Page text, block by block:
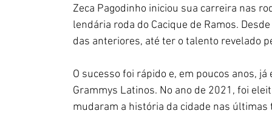
Zeca Pagodinho iniciou sua carreira nas
lendária roda do Cacique de Ramos.
das anteriores, até ter o talento revelado
O sucesso foi rápido e, em poucos anos,
Grammys Latinos. No ano de 2021, foi
mudaram a história da cidade nas últimas